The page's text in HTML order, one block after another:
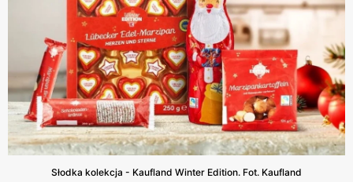
Słodka kolekcja - Kaufland Winter Edition. Fot. Kaufland